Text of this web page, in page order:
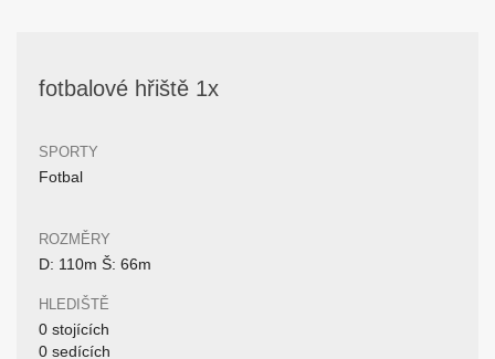
fotbalové hřiště 1x
SPORTY
Fotbal
ROZMĚRY
D: 110m Š: 66m
HLEDIŠTĚ
0 stojících
0 sedících